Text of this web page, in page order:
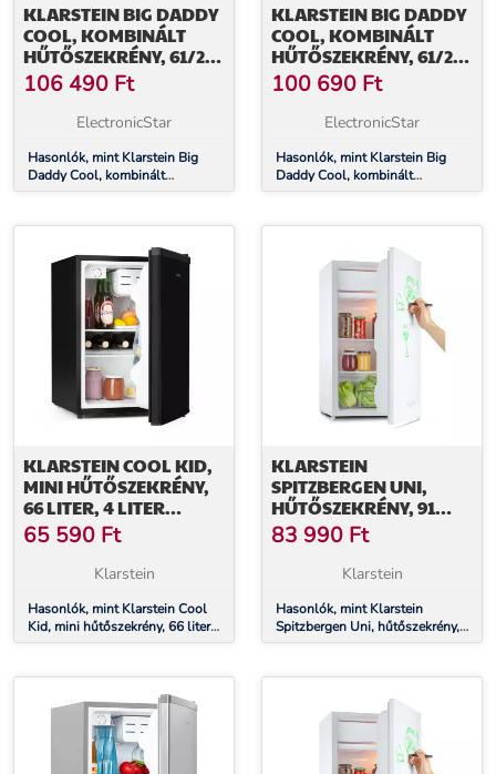
KLARSTEIN BIG DADDY
COOL, KOMBINÁLT
HŰTŐSZEKRÉNY, 61/26
LITERES, 40 DB, F
ENERGIAHATÉKONYSÁGI
OSZTÁLY, FEKETE
106 490 Ft
ElectronicStar
Hasonlók, mint Klarstein Big
Daddy Cool, kombinált
hűtőszekrény, 61/26 literes, 40
osztály, fekete
KLARSTEIN BIG DADDY
COOL, KOMBINÁLT
HŰTŐSZEKRÉNY, 61/26
LITERES, 40 DB, F
ENERGIAHATÉKONYSÁGI
OSZTÁLY, FEHÉR
100 690 Ft
ElectronicStar
Hasonlók, mint Klarstein Big
Daddy Cool, kombinált
hűtőszekrény, 61/26 literes, 40
osztály, fehér
KLARSTEIN COOL KID,
MINI HŰTŐSZEKRÉNY,
66 LITER, 4 LITER
FAGYASZTÓREKESZ, 41
DB, F
ENERGIAHATÉKONYSÁGI
65 590 Ft
Klarstein
Hasonlók, mint Klarstein Cool
Kid, mini hűtőszekrény, 66 liter,
4 liter fagyasztórekesz, 41 dB, F
fekete
KLARSTEIN
SPITZBERGEN UNI,
HŰTŐSZEKRÉNY, 91
LITER, 10 LITER
FAGYASZTÓREKESZ, E
ENERGIAHATÉKONYSÁGI
83 990 Ft
Klarstein
Hasonlók, mint Klarstein
Spitzbergen Uni, hűtőszekrény,
91 liter, 10 liter fagyasztórekesz,
fehér